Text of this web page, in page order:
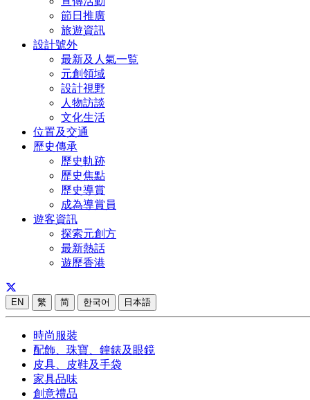
節日推廣
旅遊資訊
設計號外
最新及人氣一覧
元創領域
設計視野
人物訪談
文化生活
位置及交通
歷史傳承
歷史軌跡
歷史焦點
歷史導賞
成為導賞員
遊客資訊
探索元創方
最新熱話
遊歷香港
EN 繁 简 한국어 日本語
時尚服裝
配飾、珠寶、鐘錶及眼鏡
皮具、皮鞋及手袋
家具品味
創意禮品